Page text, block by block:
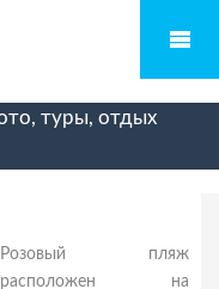
туры, отдых
Розовый пляж
расположен на